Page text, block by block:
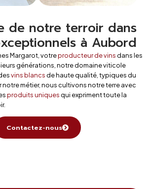
de notre terroir dans
à Aubord
Margarot, votreproducteur de vins dans les
générations, notre domaine viticole
vins blancs de haute qualité, typiques du
notre métier, nous cultivons notre terre avec
produits uniques qui expriment toute la
Contactez-nous